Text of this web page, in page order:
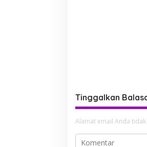
Tinggalkan
Alamat email Anda